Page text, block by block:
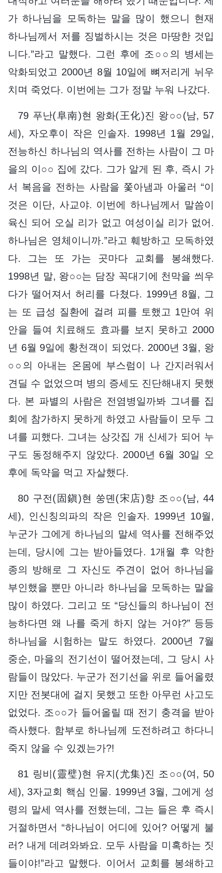
가 하나님을 모독하는 말을 많이 했으니 현재
하나님께서 저를 징벌하시는 것은 마땅한 것입
니다.”라고 말했다. 그런 후에 조○○의 병세는
악화되었고 2000년 8월 10일에 뼈저리게 뉘우
치며 죽었다. 이번에는 그가 정말 누워 나갔다.
79 푸난(阜南)현 왕화(王化)진 왕○○(남, 57
세), 자오후이 작은 인솔자. 1998년 1월 29일,
전능하신 하나님의 역사를 전하는 사람이 그 마
을의 이○○ 집에 갔다. 그가 알게 된 후, 즉시 가
서 복음을 전하는 사람을 쫓아냄과 아울러 “이
것은 이단, 사교야. 이번에 하나님께서 말씀이
육신 되어 오실 리가 없고 여성이실 리가 없어.
하나님은 영체이니까.”라고 훼방하고 모독하였
다. 그는 또 가는 곳마다 교회를 봉쇄했다.
1998년 말, 왕○○는 담장 꼭대기에 천막을 씌우
다가 떨어져서 허리를 다쳤다. 1999년 8월, 그
는 또 급성 질환에 걸려 피를 토했고 1만여 위
안을 들여 치료해도 효과를 보지 못하고 2000
년 6월 9일에 황천객이 되었다. 2000년 3월, 왕
○○의 아내는 온몸에 부스럼이 나 간지러워서
견딜 수 없었으며 병의 증세도 진단해내지 못했
다. 본 파별의 사람은 전염병일까봐 그녀를 집
회에 참가하지 못하게 하였고 사람들이 모두 그
녀를 피했다. 그녀는 상갓집 개 신세가 되어 누
구도 동정해주지 않았다. 2000년 6월 30일 오
후에 독약을 먹고 자살했다.
80 구전(固鎭)현 쑹뎬(宋店)향 조○○(남, 44
세), 인신칭의파의 작은 인솔자. 1999년 10월,
누군가 그에게 하나님의 말세 역사를 전해주었
는데, 당시에 그는 받아들였다. 1개월 후 악한
종의 방해로 그 자신도 주견이 없어 하나님을
부인했을 뿐만 아니라 하나님을 모독하는 말을
많이 하였다. 그리고 또 “당신들의 하나님이 전
능하다면 왜 나를 죽게 하지 않는 거야?” 등등
하나님을 시험하는 말도 하였다. 2000년 7월
중순, 마을의 전기선이 떨어졌는데, 그 당시 사
람들이 많았다. 누군가 전기선을 위로 들어올렸
지만 전봇대에 걸지 못했고 또한 아무런 사고도
없었다. 조○○가 들어올릴 때 전기 충격을 받아
즉사했다. 함부로 하나님께 도전하려고 하다니
죽지 않을 수 있겠는가?!
81 링비(靈璧)현 유지(尤集)진 조○○(여, 50
세), 3자교회 핵심 인물. 1999년 3월, 그에게 성
령의 말세 역사를 전했는데, 그는 들은 후 즉시
거절하면서 “하나님이 어디에 있어? 어떻게 불
러? 내게 데려와봐요. 모두 사람을 미혹하는 짓
들이야!”라고 말했다. 이어서 교회를 봉쇄하고